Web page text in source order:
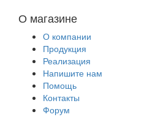
О магазине
О компании
Продукция
Реализация
Напишите нам
Помощь
Контакты
Форум